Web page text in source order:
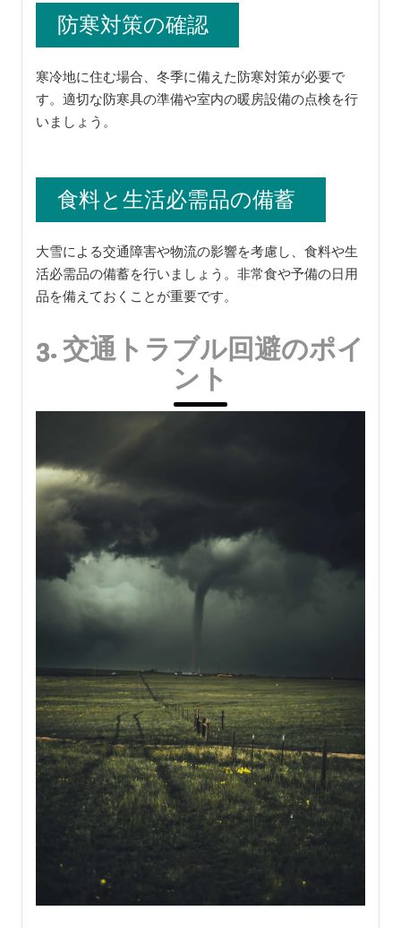
防寒対策の確認
寒冷地に住む場合、冬季に備えた防寒対策が必要で
す。適切な防寒具の準備や室内の暖房設備の点検を行
いましょう。
食料と生活必需品の備蓄
大雪による交通障害や物流の影響を考慮し、食料や生
活必需品の備蓄を行いましょう。非常食や予備の日用
品を備えておくことが重要です。
3. 交通トラブル回避のポイ
ント